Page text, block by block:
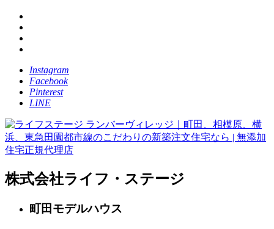
Instagram
Facebook
Pinterest
LINE
株式会社ライフ・ステージ
町田モデルハウス